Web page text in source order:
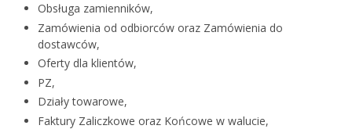
Obsługa zamienników,
Zamówienia od odbiorców oraz Zamówienia do
dostawców,
Oferty dla klientów,
PZ,
Działy towarowe,
Faktury Zaliczkowe oraz Końcowe w walucie,